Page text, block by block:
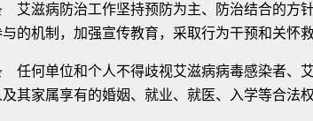
病防治工作坚持预防为主、防治结合的方针
的机制，加强宣传教育，采取行为干预和关怀
单位和个人不得歧视艾滋病病毒感染者、艾
其家属享有的婚姻、就业、就医、入学等合法